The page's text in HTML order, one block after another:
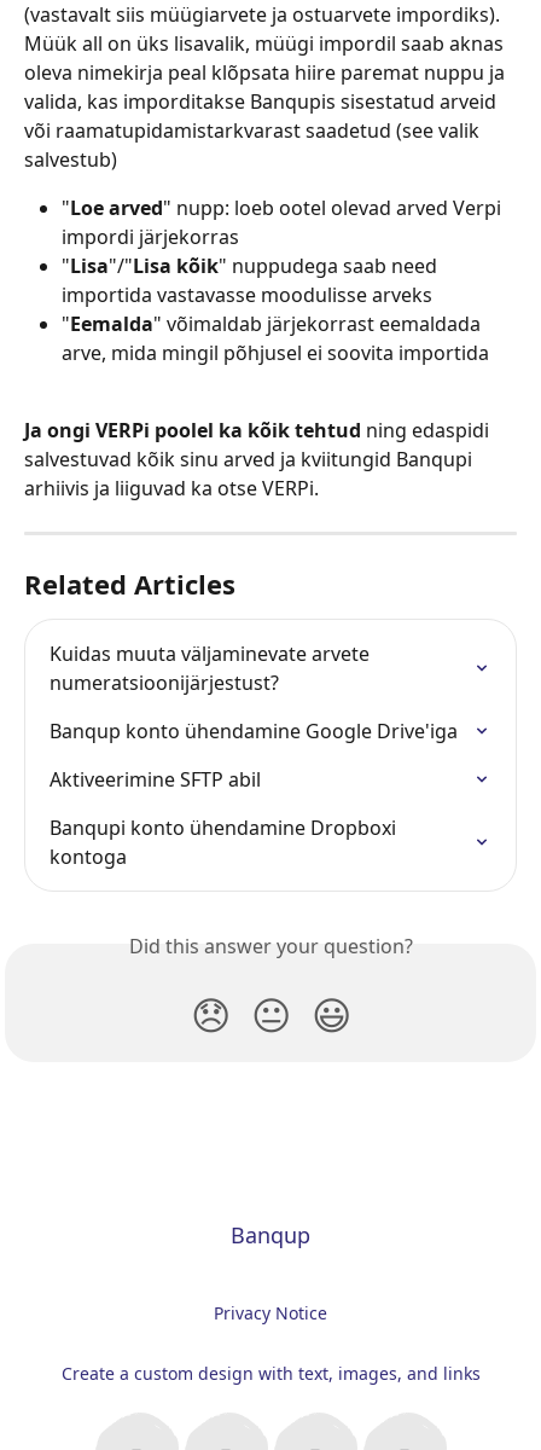
(vastavalt siis müügiarvete ja ostuarvete impordiks).
Müük all on üks lisavalik, müügi impordil saab aknas
oleva nimekirja peal klõpsata hiire paremat nuppu ja
valida, kas imporditakse Banqupis sisestatud arveid
või raamatupidamistarkvarast saadetud (see valik
salvestub)
"Loe arved" nupp: loeb ootel olevad arved Verpi
impordi järjekorras
"Lisa"/"Lisa kõik" nuppudega saab need
importida vastavasse moodulisse arveks
"Eemalda" võimaldab järjekorrast eemaldada
arve, mida mingil põhjusel ei soovita importida
Ja ongi VERPi poolel ka kõik tehtud ning edaspidi
salvestuvad kõik sinu arved ja kviitungid Banqupi
arhiivis ja liiguvad ka otse VERPi.
Related Articles
Kuidas muuta väljaminevate arvete
numeratsioonijärjestust?
Banqup konto ühendamine Google Drive'iga
Aktiveerimine SFTP abil
Banqupi konto ühendamine Dropboxi
kontoga
Did this answer your question?
😞 😐 😃
Banqup
Privacy Notice
Create a custom design with text, images, and links